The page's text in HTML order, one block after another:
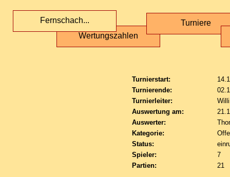
Wertungszahlen
Fernschach... Turniere
Turnierstart:
Turnierende:
Turnierleiter:
Auswertung am:
Auswerter:
Kategorie:
Status:
Spieler:
7
Partien:
21